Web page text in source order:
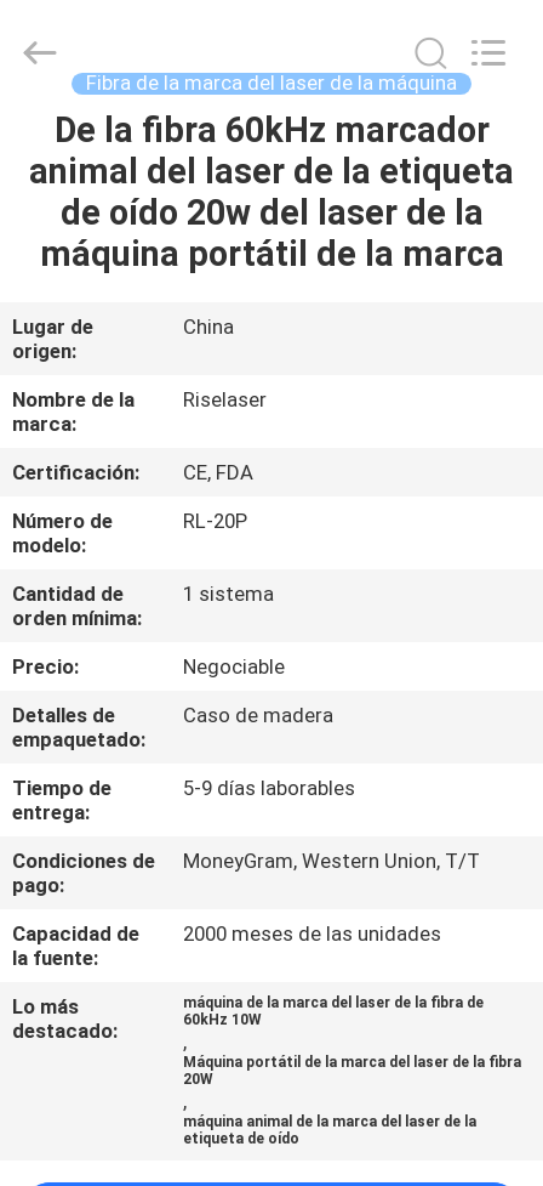
HOGAR
PRODUCTOS
ESPECTÁCULO
DE
REALIDAD
VIRTUAL
SOBRE
NOSOTROS
TOUR
LA
FÁBRICA
CONTROL
DE
CALIDAD
CONTÁCTENOS
SOLICITAR
PRESUPUESTO
Riselaser
Technology
Fibra de la marca del laser de la máquina
De la fibra 60kHz marcador
animal del laser de la etiqueta
de oído 20w del laser de la
máquina portátil de la marca
Lugar de
origen:
China
Nombre de la
marca:
Riselaser
Certificación:
CE, FDA
Número de
modelo:
RL-20P
Cantidad de
orden mínima:
1 sistema
Precio:
Negociable
Detalles de
empaquetado:
Caso de madera
Tiempo de
entrega:
5-9 días laborables
Condiciones de
pago:
MoneyGram, Western Union, T/T
Capacidad de
la fuente:
2000 meses de las unidades
Lo más
destacado:
máquina de la marca del laser de la fibra de
60kHz 10W
,
Máquina portátil de la marca del laser de la fibra
20W
,
máquina animal de la marca del laser de la
etiqueta de oído